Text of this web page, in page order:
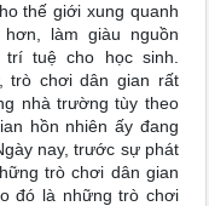
thế giới xung quanh
làm giàu nguồn
tuệ cho học sinh.
trò chơi dân gian rất
nhà trường tùy theo
hồn nhiên ấy đang
nay, trước sự phát
trò chơi dân gian
đó là những trò chơi